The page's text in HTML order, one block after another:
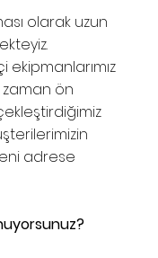
olarak uzun
ön
adrese